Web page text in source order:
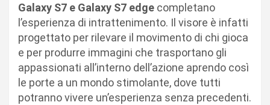
Galaxy S7 e Galaxy S7 edge completano
l’esperienza di intrattenimento. Il visore è infatti
progettato per rilevare il movimento di chi gioca
e per produrre immagini che trasportano gli
appassionati all’interno dell’azione aprendo così
le porte a un mondo stimolante, dove tutti
potranno vivere un’esperienza senza precedenti.